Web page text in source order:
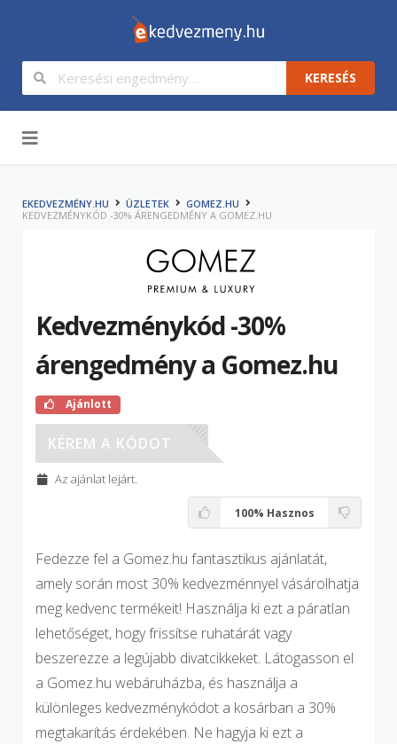
KERESÉS
EKEDVEZMÉNY.HU ÜZLETEK
GOMEZ.HU
KEDVEZMÉNYKÓD -30% ÁRENGEDMÉNY A GOMEZ.HU
Kedvezménykód -30%
árengedmény a Gomez.hu
Ajánlott
BD20
KÉREM A KÓDOT
Az ajánlat lejárt.
100% Hasznos
Fedezze fel a Gomez.hu fantasztikus ajánlatát,
amely során most 30% kedvezménnyel vásárolhatja
meg kedvenc termékeit! Használja ki ezt a páratlan
lehetőséget, hogy frissítse ruhatárát vagy
beszerezze a legújabb divatcikkeket. Látogasson el
a Gomez.hu webáruházba, és használja a
különleges kedvezménykódot a kosárban a 30%
megtakarítás érdekében. Ne hagyja ki ezt a